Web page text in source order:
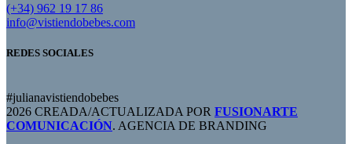
(+34) 962 19 17 86
info@vistiendobebes.com
REDES SOCIALES
#julianavistiendobebes
2026 CREADA/ACTUALIZADA POR FUSIONARTE
COMUNICACIÓN. AGENCIA DE BRANDING